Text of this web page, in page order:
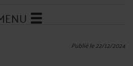
Publié le 22/12/2024